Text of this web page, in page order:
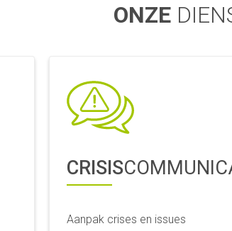
ONZE
CRISIS
Aanpak crises en issues